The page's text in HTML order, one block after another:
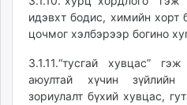
идэвхт бодис, химийн хорт
цочмог хэлбэрээр богино
3.1.11.“тусгай хувцас”
аюултай хүчин зүйлийн
зориулалт бүхий хувцас,